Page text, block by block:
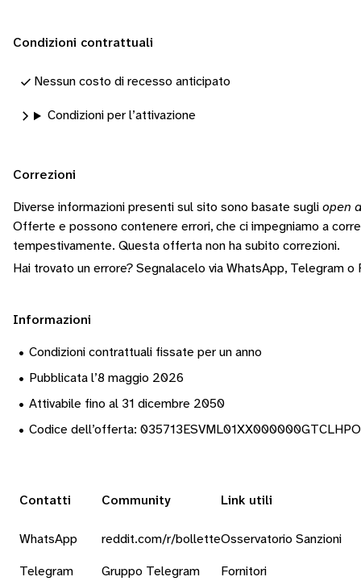
Condizioni contrattuali
Nessun costo di recesso anticipato
Condizioni per l’attivazione
Correzioni
Diverse informazioni presenti sul sito sono basate sugli open
Offerte e possono contenere errori, che ci impegniamo a
tempestivamente. Questa offerta non ha subito correzioni.
Hai trovato un errore? Segnalacelo via WhatsApp, Telegram o
Informazioni
• Condizioni contrattuali fissate per un anno
• Pubblicata l’8 maggio 2026
• Attivabile fino al 31 dicembre 2050
• Codice dell’offerta:
Contatti
WhatsApp
Telegram
Community
reddit.com/r/bollette
Gruppo Telegram
Link utili
Osservatorio Sanzioni
Fornitori